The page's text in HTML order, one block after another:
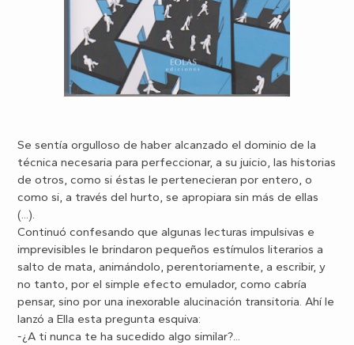
Se sentía orgulloso de haber alcanzado el dominio de la
técnica necesaria para perfeccionar, a su juicio, las historias
de otros, como si éstas le pertenecieran por entero, o
como si, a través del hurto, se apropiara sin más de ellas
(...).
Continuó confesando que algunas lecturas impulsivas e
imprevisibles le brindaron pequeños estímulos literarios a
salto de mata, animándolo, perentoriamente, a escribir, y
no tanto, por el simple efecto emulador, como cabría
pensar, sino por una inexorable alucinación transitoria. Ahí le
lanzó a Ella esta pregunta esquiva:
-¿A ti nunca te ha sucedido algo similar?...